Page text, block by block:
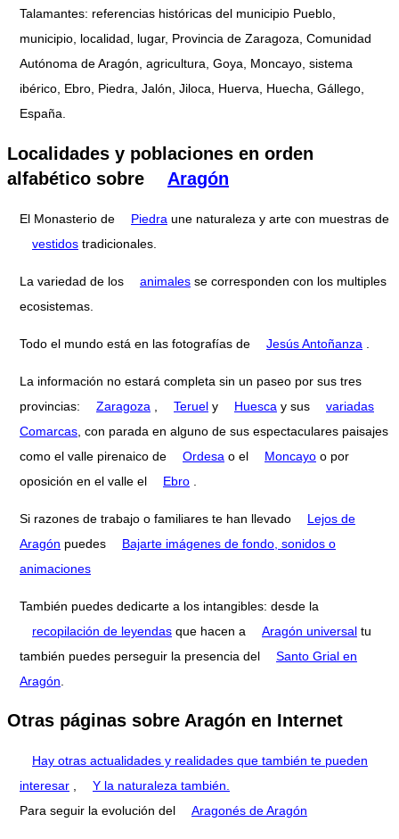
Talamantes: referencias históricas del municipio Pueblo,
municipio, localidad, lugar, Provincia de Zaragoza, Comunidad
Autónoma de Aragón, agricultura, Goya, Moncayo, sistema
ibérico, Ebro, Piedra, Jalón, Jiloca, Huerva, Huecha, Gállego,
España.
Localidades y poblaciones en orden
alfabético sobre
Aragón
El Monasterio de Piedra une naturaleza y arte con muestras de
vestidos tradicionales.
La variedad de los animales se corresponden con los multiples
ecosistemas.
Todo el mundo está en las fotografías de Jesús Antoñanza
La información no estará completa sin un paseo por sus tres
provincias:
Zaragoza Teruel y Huesca y sus
variadas
Comarcas , con parada en alguno de sus espectaculares paisajes
como el valle pirenaico de
Ordesa o el Moncayo o por
oposición en el valle el
Ebro
Si razones de trabajo o familiares te han llevado
Lejos de
Aragón puedes
Bajarte imágenes de fondo, sonidos o
animaciones
También puedes dedicarte a los intangibles: desde la
recopilación de leyendas que hacen a Aragón universal tu
también puedes perseguir la presencia del
Santo Grial en
Aragón
Otras páginas sobre Aragón en Internet
Hay otras actualidades y realidades que también te pueden
interesar
Y la naturaleza también.
Para seguir la evolución del
Aragonés de Aragón